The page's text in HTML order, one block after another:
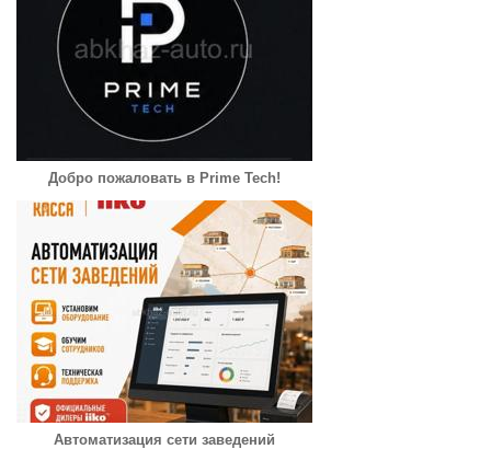
Добро пожаловать в Prime Tech!
Автоматизация сети заведений